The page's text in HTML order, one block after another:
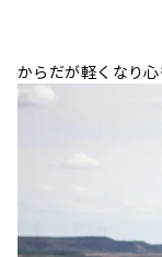
からだが軽くなり